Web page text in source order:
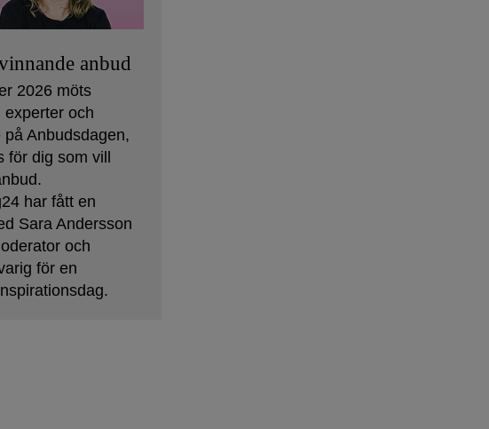
anbud
2026 möts
experter och
på Anbudsdagen,
för dig som vill
har fått en
Sara Andersson
och
för en